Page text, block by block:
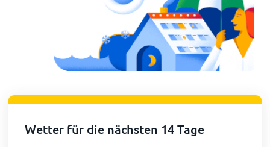
Wetter für die nächsten 14 Tage